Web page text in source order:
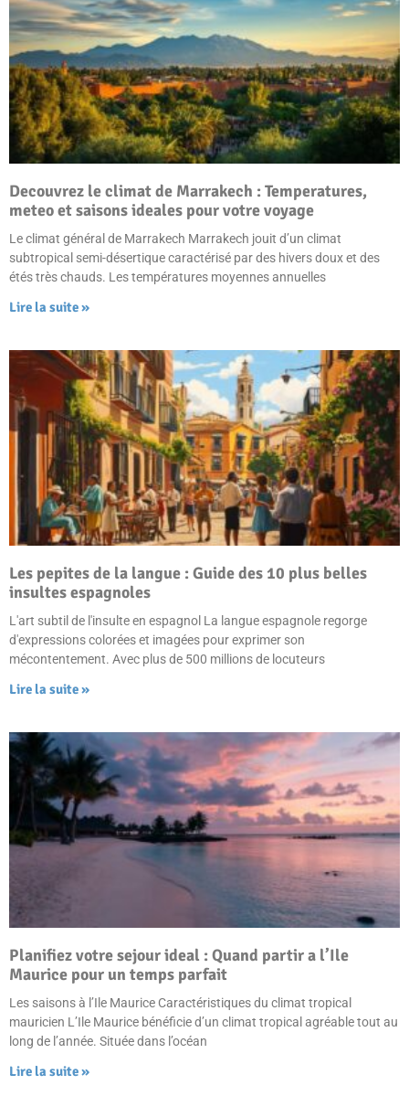
Decouvrez le climat de Marrakech : Temperatures,
meteo et saisons ideales pour votre voyage
Le climat général de Marrakech Marrakech jouit d’un climat
subtropical semi-désertique caractérisé par des hivers doux et des
étés très chauds. Les températures moyennes annuelles
Lire la suite »
Les pepites de la langue : Guide des 10 plus belles
insultes espagnoles
L'art subtil de l'insulte en espagnol La langue espagnole regorge
d'expressions colorées et imagées pour exprimer son
mécontentement. Avec plus de 500 millions de locuteurs
Lire la suite »
Planifiez votre sejour ideal : Quand partir a l’Ile
Maurice pour un temps parfait
Les saisons à l’Ile Maurice Caractéristiques du climat tropical
mauricien L’Ile Maurice bénéficie d’un climat tropical agréable tout au
long de l’année. Située dans l’océan
Lire la suite »